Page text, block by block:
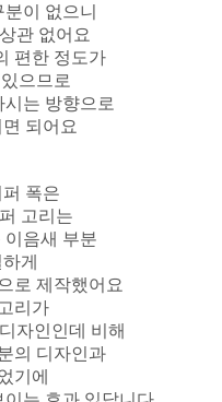
이 없으니
관 없어요
편한 정도가
으므로
는 방향으로
되어요
폭은
고리는
이음새 부분
게
로 제작했어요
리가
자인인데 비해
의 디자인과
기에